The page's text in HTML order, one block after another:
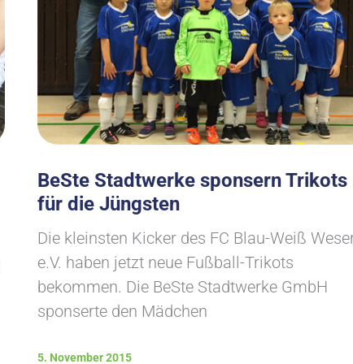
BeSte Stadtwerke sponsern Trikots
für die Jüngsten
Die kleinsten Kicker des FC Blau-Weiß
e.V. haben jetzt neue Fußball-Trikots
bekommen. Die BeSte Stadtwerke GmbH
sponserte den Mädchen
5. November 2015